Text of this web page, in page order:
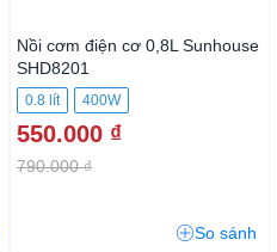
Nồi cơm điện cơ 0,8L Sunhouse
SHD8201
0.8 lít 400W
550.000 ₫
790.000 ₫
So sánh